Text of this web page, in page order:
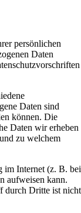
persönlichen
Daten
Daten sind
können. Die
Daten wir erheben
zu welchem
im Internet (z. B. bei
aufweisen kann.
durch Dritte ist nicht